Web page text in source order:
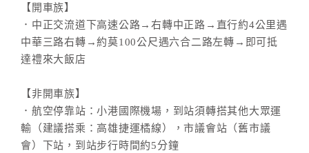
合
提
案
飯
店
合
【開車族】
．中正交流道下高速公路→右轉中正路→直行約4公里遇
中華三路右轉→約莫100公尺遇六合二路左轉→即可抵
達禮來大飯店
【非開車族】
．航空停靠站：小港國際機場，到站須轉搭其他大眾運
輸（建議搭乘：高雄捷運橘線），市議會站（舊市議
會）下站，到站步行時間約5分鐘